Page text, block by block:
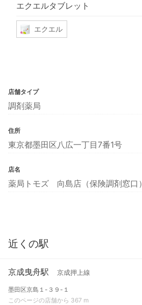
エクエルタブレット
エクエル
店舗タイプ
調剤薬局
住所
東京都墨田区八広一丁目7番1号
店名
薬局トモズ 向島店（保険調剤窓口）
近くの駅
京成曳舟駅 京成押上線
墨田区京島１-３９-１
このページの店舗から 367 m